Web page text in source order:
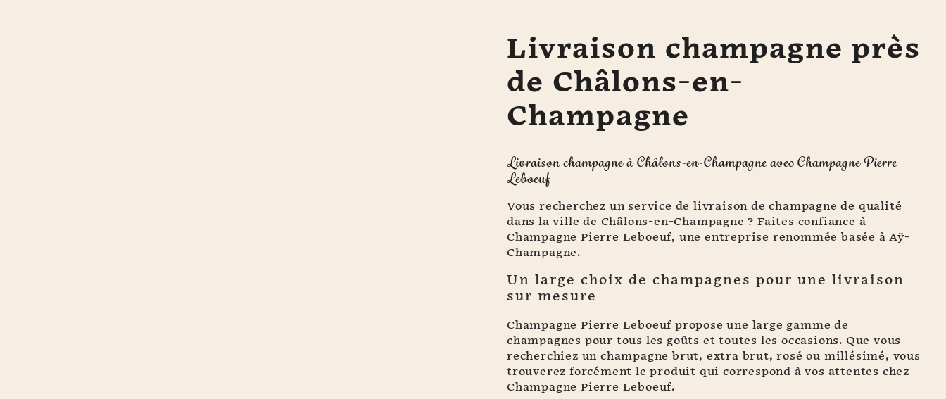
Livraison champagne près
de Châlons-en-
Champagne
Livraison champagne à Châlons-en-Champagne avec Champagne Pierre
Leboeuf
Vous recherchez un service de livraison de champagne de qualité
dans la ville de Châlons-en-Champagne ? Faites confiance à
Champagne Pierre Leboeuf, une entreprise renommée basée à Aÿ-
Champagne.
Un large choix de champagnes pour une livraison
sur mesure
Champagne Pierre Leboeuf propose une large gamme de
champagnes pour tous les goûts et toutes les occasions. Que vous
recherchiez un champagne brut, extra brut, rosé ou millésimé, vous
trouverez forcément le produit qui correspond à vos attentes chez
Champagne Pierre Leboeuf.